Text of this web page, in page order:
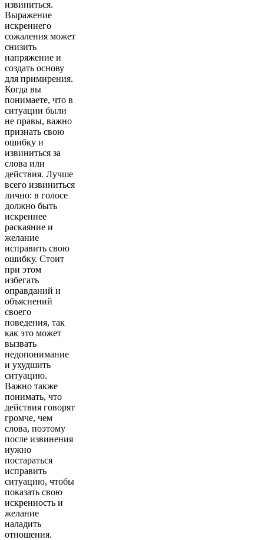
извиниться.
Выражение
искреннего
сожаления может
снизить
напряжение и
создать основу
для примирения.
Когда вы
понимаете, что в
ситуации были
не правы, важно
признать свою
ошибку и
извиниться за
слова или
действия. Лучше
всего извиниться
лично: в голосе
должно быть
искреннее
раскаяние и
желание
исправить свою
ошибку. Стоит
при этом
избегать
оправданий и
объяснений
своего
поведения, так
как это может
вызвать
недопонимание
и ухудшить
ситуацию.
Важно также
понимать, что
действия говорят
громче, чем
слова, поэтому
после извинения
нужно
постараться
исправить
ситуацию, чтобы
показать свою
искренность и
желание
наладить
отношения.